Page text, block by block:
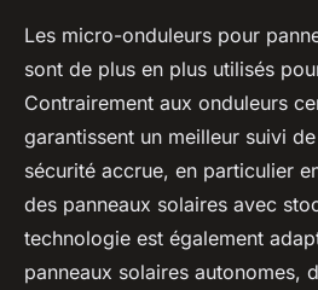
Les micro-onduleurs pour
sont de plus en plus utilisés
Contrairement aux onduleurs
garantissent un meilleur suivi
sécurité accrue, en particulier
des panneaux solaires avec
technologie est également
panneaux solaires autonomes,